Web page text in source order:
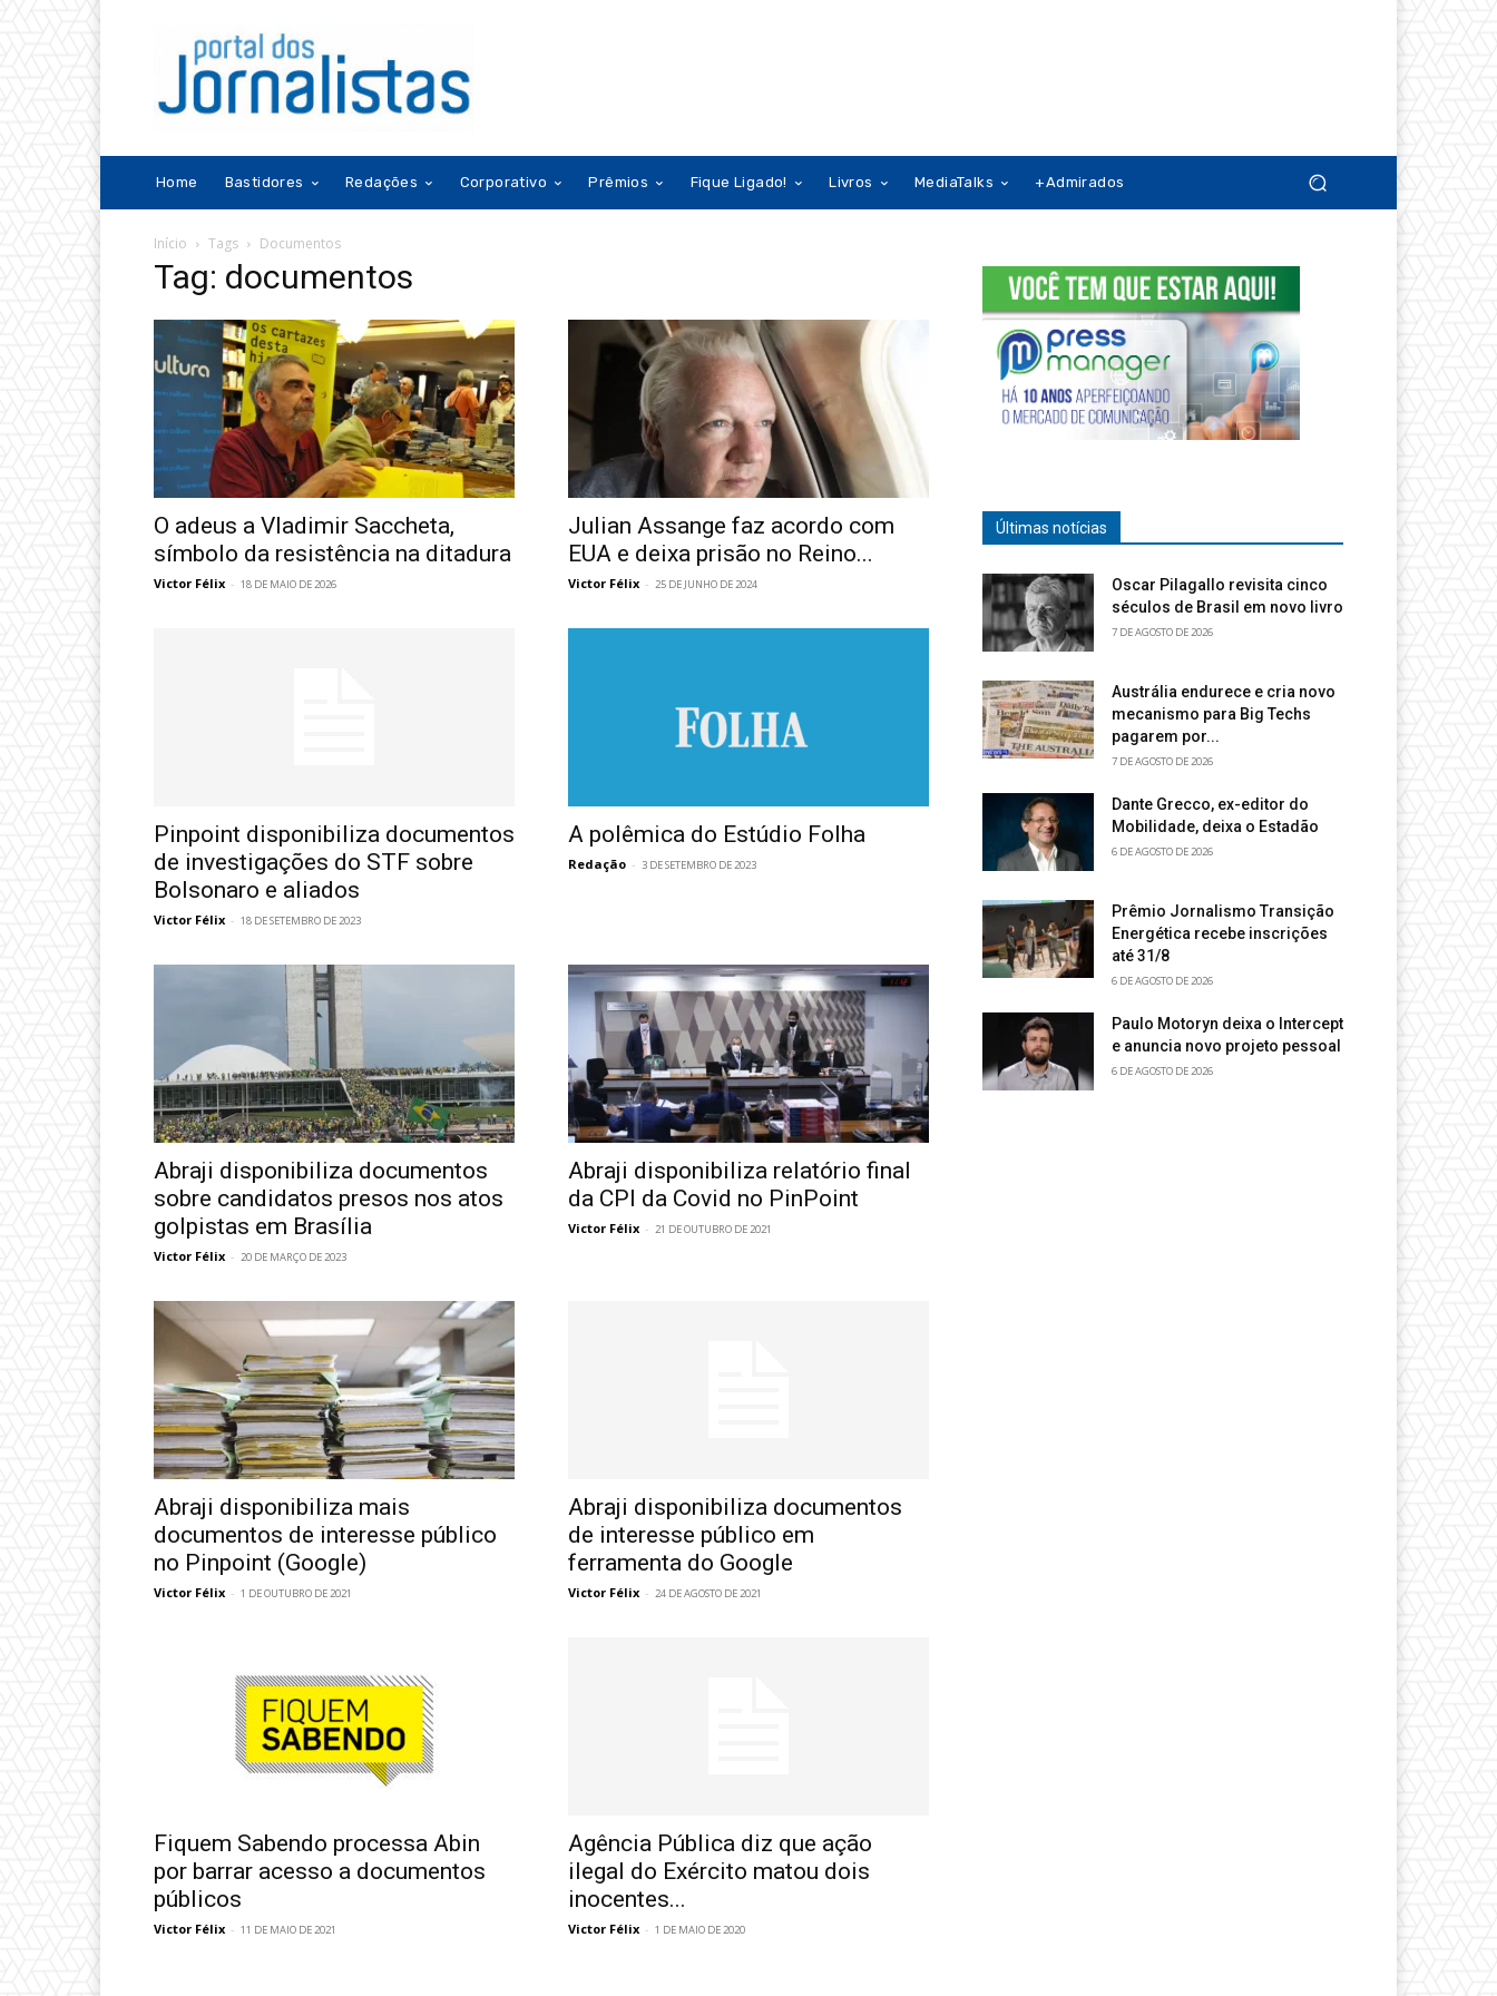
Home Bastidores Redações Corporativo Prêmios Fique Ligado! Livros MediaTalks +Admirados
Início Tags Documentos
Tag: documentos
O adeus a Vladimir Saccheta,
símbolo da resistência na ditadura
Victor Félix - 18 DE MAIO DE 2026
Julian Assange faz acordo com
EUA e deixa prisão no Reino...
Victor Félix - 25 DE JUNHO DE 2024
Pinpoint disponibiliza documentos
de investigações do STF sobre
Bolsonaro e aliados
Victor Félix - 18 DE SETEMBRO DE 2023
A polêmica do Estúdio Folha
Redação - 3 DE SETEMBRO DE 2023
Abraji disponibiliza documentos
sobre candidatos presos nos atos
golpistas em Brasília
Victor Félix - 20 DE MARÇO DE 2023
Abraji disponibiliza relatório final
da CPI da Covid no PinPoint
Victor Félix - 21 DE OUTUBRO DE 2021
Abraji disponibiliza mais
documentos de interesse público
no Pinpoint (Google)
Victor Félix - 1 DE OUTUBRO DE 2021
Abraji disponibiliza documentos
de interesse público em
ferramenta do Google
Victor Félix - 24 DE AGOSTO DE 2021
Fiquem Sabendo processa Abin
por barrar acesso a documentos
públicos
Victor Félix - 11 DE MAIO DE 2021
Agência Pública diz que ação
ilegal do Exército matou dois
inocentes...
Victor Félix - 1 DE MAIO DE 2020
Últimas notícias
Oscar Pilagallo revisita cinco
séculos de Brasil em novo livro
7 DE AGOSTO DE 2026
Austrália endurece e cria novo
mecanismo para Big Techs
pagarem por...
7 DE AGOSTO DE 2026
Dante Grecco, ex-editor do
Mobilidade, deixa o Estadão
6 DE AGOSTO DE 2026
Prêmio Jornalismo Transição
Energética recebe inscrições
até 31/8
6 DE AGOSTO DE 2026
Paulo Motoryn deixa o Intercept
e anuncia novo projeto pessoal
6 DE AGOSTO DE 2026